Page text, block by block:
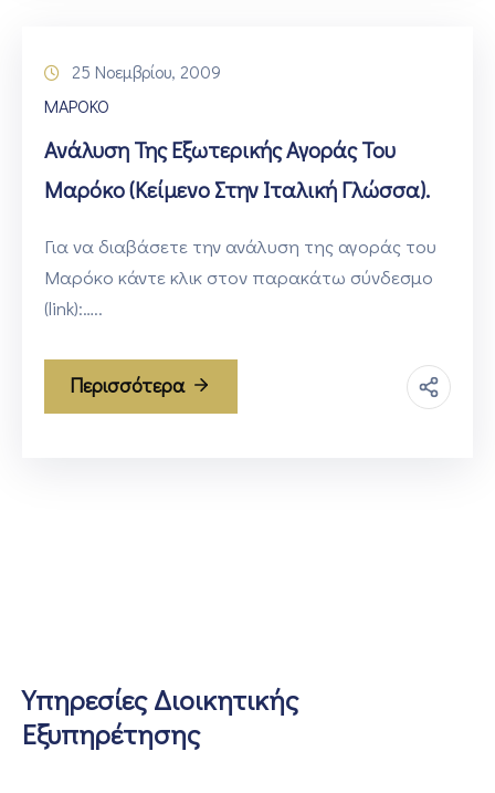
25 Νοεμβρίου, 2009
ΜΑΡΟΚΟ
Ανάλυση Της Εξωτερικής Αγοράς Του
Μαρόκο (κείμενο Στην Ιταλική Γλώσσα).
Για να διαβάσετε την ανάλυση της αγοράς του
Μαρόκο κάντε κλικ στον παρακάτω σύνδεσμο
(link):…..
Περισσότερα
Υπηρεσίες Διοικητικής
Εξυπηρέτησης